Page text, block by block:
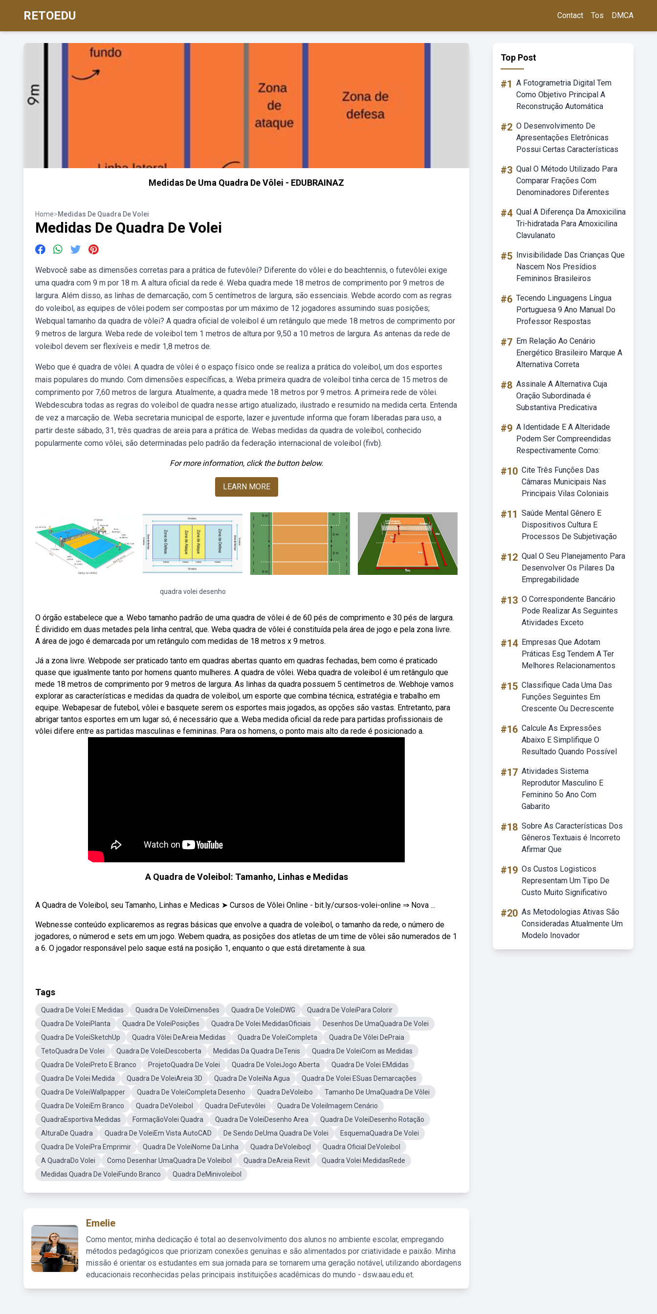
RETOEDU Contact Tos DMCA
Medidas De Uma Quadra De Vôlei - EDUBRAINAZ
Home>Medidas De Quadra De Volei
Medidas De Quadra De Volei
Webvocê sabe as dimensões corretas para a prática de futevôlei? Diferente do vôlei e do beachtennis, o futevôlei exige
uma quadra com 9 m por 18 m. A altura oficial da rede é. Weba quadra mede 18 metros de comprimento por 9 metros de
largura. Além disso, as linhas de demarcação, com 5 centímetros de largura, são essenciais. Webde acordo com as regras
do voleibol, as equipes de vôlei podem ser compostas por um máximo de 12 jogadores assumindo suas posições;
Webqual tamanho da quadra de vôlei? A quadra oficial de voleibol é um retângulo que mede 18 metros de comprimento por
9 metros de largura. Weba rede de voleibol tem 1 metros de altura por 9,50 a 10 metros de largura. As antenas da rede de
voleibol devem ser flexíveis e medir 1,8 metros de.
Webo que é quadra de vôlei. A quadra de vôlei é o espaço físico onde se realiza a prática do voleibol, um dos esportes
mais populares do mundo. Com dimensões específicas, a. Weba primeira quadra de voleibol tinha cerca de 15 metros de
comprimento por 7,60 metros de largura. Atualmente, a quadra mede 18 metros por 9 metros. A primeira rede de vôlei.
Webdescubra todas as regras do voleibol de quadra nesse artigo atualizado, ilustrado e resumido na medida certa. Entenda
de vez a marcação de. Weba secretaria municipal de esporte, lazer e juventude informa que foram liberadas para uso, a
partir deste sábado, 31, três quadras de areia para a prática de. Webas medidas da quadra de voleibol, conhecido
popularmente como vôlei, são determinadas pelo padrão da federação internacional de voleibol (fivb).
For more information, click the button below.
LEARN MORE
quadra volei desenho
O órgão estabelece que a. Webo tamanho padrão de uma quadra de vôlei é de 60 pés de comprimento e 30 pés de largura.
É dividido em duas metades pela linha central, que. Weba quadra de vôlei é constituída pela área de jogo e pela zona livre.
A área de jogo é demarcada por um retângulo com medidas de 18 metros x 9 metros.
Já a zona livre. Webpode ser praticado tanto em quadras abertas quanto em quadras fechadas, bem como é praticado
quase que igualmente tanto por homens quanto mulheres. A quadra de vôlei. Weba quadra de voleibol é um retângulo que
mede 18 metros de comprimento por 9 metros de largura. As linhas da quadra possuem 5 centímetros de. Webhoje vamos
explorar as características e medidas da quadra de voleibol, um esporte que combina técnica, estratégia e trabalho em
equipe. Webapesar de futebol, vôlei e basquete serem os esportes mais jogados, as opções são vastas. Entretanto, para
abrigar tantos esportes em um lugar só, é necessário que a. Weba medida oficial da rede para partidas profissionais de
vôlei difere entre as partidas masculinas e femininas. Para os homens, o ponto mais alto da rede é posicionado a.
A Quadra de Voleibol: Tamanho, Linhas e Medidas
A Quadra de Voleibol, seu Tamanho, Linhas e Medicas ➤ Cursos de Vôlei Online - bit.ly/cursos-volei-online ⇒ Nova ...
Webnesse conteúdo explicaremos as regras básicas que envolve a quadra de voleibol, o tamanho da rede, o número de
jogadores, o númerod e sets em um jogo. Webem quadra, as posições dos atletas de um time de vôlei são numerados de 1
a 6. O jogador responsável pelo saque está na posição 1, enquanto o que está diretamente à sua.
Tags
Quadra De Volei E Medidas Quadra De VoleiDimensões Quadra De VoleiDWG
Quadra De VoleiPara Colorir
Quadra De VoleiPlanta
Quadra De VoleiPosições Quadra De Volei MedidasOficiais
Desenhos De UmaQuadra De Volei
Quadra De VoleiSketchUp
Quadra Vôlei DeAreia Medidas Quadra De VoleiCompleta
Quadra De Vôlei DePraia
TetoQuadra De Volei
Quadra De VoleiDescoberta Medidas Da Quadra DeTenis
Quadra De VoleiCom as Medidas
Quadra De VoleiPreto E Branco
ProjetoQuadra De Volei Quadra De VoleiJogo Aberta
Quadra De Volei EMdidas
Quadra De Volei Medida
Quadra De VoleiAreia 3D Quadra De VoleiNa Agua
Quadra De Volei ESuas Demarcações
Quadra De VoleiWallpapper
Quadra De VoleiCompleta Desenho Quadra DeVoleibo
Tamanho De UmaQuadra De Vôlei
Quadra De VoleiEm Branco
Quadra DeVoleibol Quadra DeFutevôlei
Quadra De VoleiImagem Cenário
QuadraEsportiva Medidas
FormaçãoVolei Quadra Quadra De VoleiDesenho Area
Quadra De VoleiDesenho Rotação
AlturaDe Quadra
Quadra De VoleiEm Vista AutoCAD De Sendo DeUma Quadra De Volei
EsquemaQuadra De Volei
Quadra De VoleiPra Emprimir
Quadra De VoleiNome Da Linha Quadra DeVoleiboçl
Quadra Oficial DeVoleibol
A QuadraDo Volei
Como Desenhar UmaQuadra De Voleibol Quadra DeAreia Revit
Quadra Volei MedidasRede
Medidas Quadra De VoleiFundo Branco
Quadra DeMinivoleibol
Emelie
Como mentor, minha dedicação é total ao desenvolvimento dos alunos no ambiente escolar, empregando
métodos pedagógicos que priorizam conexões genuínas e são alimentados por criatividade e paixão. Minha
missão é orientar os estudantes em sua jornada para se tornarem uma geração notável, utilizando abordagens
educacionais reconhecidas pelas principais instituições acadêmicas do mundo - dsw.aau.edu.et.
Top Post
#1 A Fotogrametria Digital Tem
Como Objetivo Principal A
Reconstrução Automática
#2 O Desenvolvimento De
Apresentações Eletrônicas
Possui Certas Características
#3 Qual O Método Utilizado Para
Comparar Frações Com
Denominadores Diferentes
#4 Qual A Diferença Da Amoxicilina
Tri-hidratada Para Amoxicilina
Clavulanato
#5 Invisibilidade Das Crianças Que
Nascem Nos Presídios
Femininos Brasileiros
#6 Tecendo Linguagens Língua
Portuguesa 9 Ano Manual Do
Professor Respostas
#7 Em Relação Ao Cenário
Energético Brasileiro Marque A
Alternativa Correta
#8 Assinale A Alternativa Cuja
Oração Subordinada é
Substantiva Predicativa
#9 A Identidade E A Alteridade
Podem Ser Compreendidas
Respectivamente Como:
#10 Cite Três Funções Das
Câmaras Municipais Nas
Principais Vilas Coloniais
#11 Saúde Mental Gênero E
Dispositivos Cultura E
Processos De Subjetivação
#12 Qual O Seu Planejamento Para
Desenvolver Os Pilares Da
Empregabilidade
#13 O Correspondente Bancário
Pode Realizar As Seguintes
Atividades Exceto
#14 Empresas Que Adotam
Práticas Esg Tendem A Ter
Melhores Relacionamentos
#15 Classifique Cada Uma Das
Funções Seguintes Em
Crescente Ou Decrescente
#16 Calcule As Expressões
Abaixo E Simplifique O
Resultado Quando Possível
#17 Atividades Sistema
Reprodutor Masculino E
Feminino 5o Ano Com
Gabarito
#18 Sobre As Características Dos
Gêneros Textuais é Incorreto
Afirmar Que
#19 Os Custos Logisticos
Representam Um Tipo De
Custo Muito Significativo
#20 As Metodologias Ativas São
Consideradas Atualmente Um
Modelo Inovador